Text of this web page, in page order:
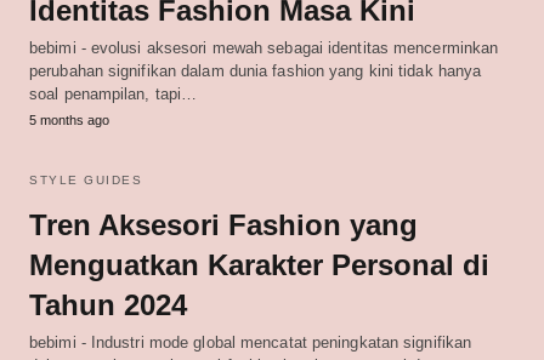
Identitas Fashion Masa Kini
bebimi - evolusi aksesori mewah sebagai identitas mencerminkan
perubahan signifikan dalam dunia fashion yang kini tidak hanya
soal penampilan, tapi…
5 months ago
STYLE GUIDES
Tren Aksesori Fashion yang
Menguatkan Karakter Personal di
Tahun 2024
bebimi - Industri mode global mencatat peningkatan signifikan